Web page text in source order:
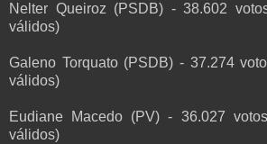
Nelter Queiroz (PSDB) - 38.602
válidos)
Galeno Torquato (PSDB) - 37.274
válidos)
Eudiane Macedo (PV) - 36.027
válidos)